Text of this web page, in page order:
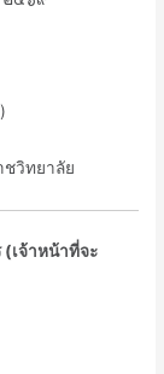
วิทยาลัย
(เจ้าหน้าที่จะ